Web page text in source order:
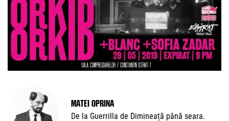
Matei Oprina
De la Guerrilla de Dimineață până seara.